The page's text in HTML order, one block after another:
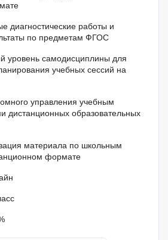
диагностические работы и
по предметам ФГОС
уровень самодисциплины для
учебных сессий на
управления учебным
дистанционных образовательных
материала по школьным
формате